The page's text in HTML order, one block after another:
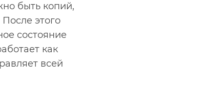
быть копий,
этого
состояние
как
всей